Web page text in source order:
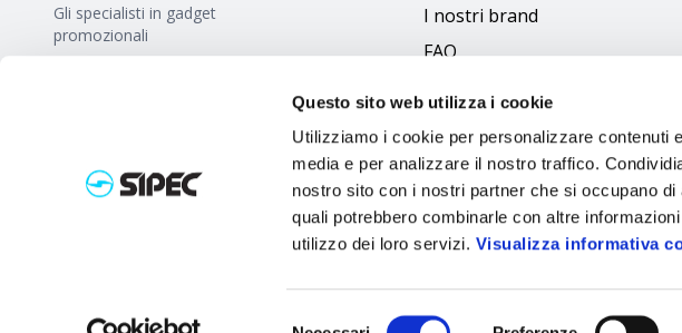
Questo sito web utilizza i cookie
Utilizziamo i cookie per personalizzare contenuti
media e per analizzare il nostro traffico.
nostro sito con i nostri partner che si occupano
quali potrebbero combinarle con altre
utilizzo dei loro servizi. Visualizza informativa
Gli specialisti in gadget
promozionali
I nostri brand
FAQ